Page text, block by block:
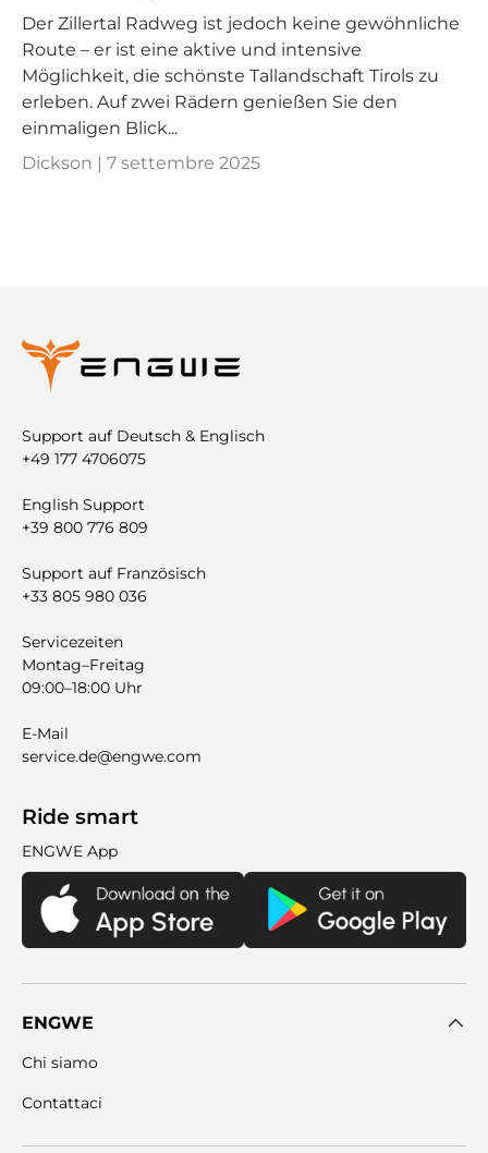
Der Zillertal Radweg ist jedoch keine gewöhnliche
Route – er ist eine aktive und intensive
Möglichkeit, die schönste Tallandschaft Tirols zu
erleben. Auf zwei Rädern genießen Sie den
einmaligen Blick...
Dickson | 7 settembre 2025
Support auf Deutsch & Englisch
+49 177 4706075
English Support
+39 800 776 809
Support auf Französisch
+33 805 980 036
Servicezeiten
Montag–Freitag
09:00–18:00 Uhr
E-Mail
service.de@engwe.com
Ride smart
ENGWE App
ENGWE
Chi siamo
Contattaci